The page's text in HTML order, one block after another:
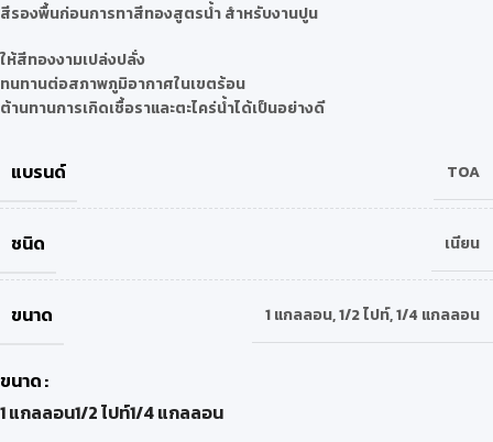
สีรองพื้นก่อนการทาสีทองสูตรน้ำ สำหรับงานปูน
ให้สีทองงามเปล่งปลั่ง
ทนทานต่อสภาพภูมิอากาศในเขตร้อน
ต้านทานการเกิดเชื้อราและตะไคร่น้ำได้เป็นอย่างดี
แบรนด์ TOA
ชนิด เนียน
ขนาด 1 แกลลอน,1/2 ไปท์,1/4 แกลลอน
ขนาด
1 แกลลอน1/2 ไปท์1/4 แกลลอน